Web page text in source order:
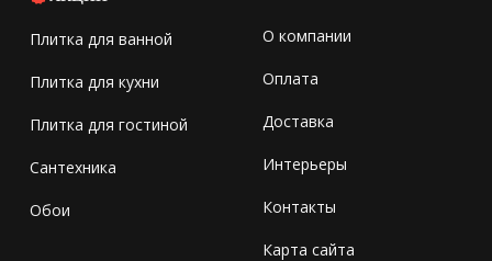
Плитка для ванной
Плитка для кухни
Плитка для гостиной
Сантехника
Обои
О компании
Оплата
Доставка
Интерьеры
Контакты
Карта сайта